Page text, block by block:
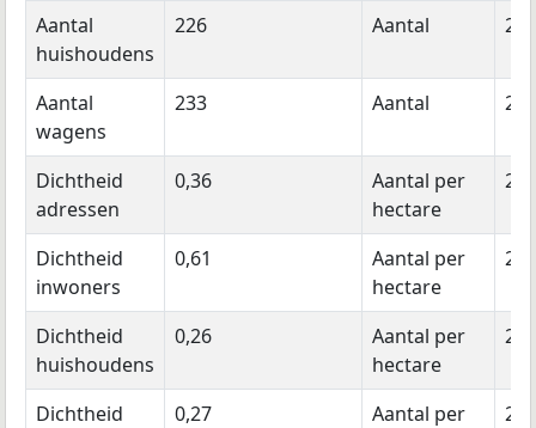
Aantal
huishoudens
226 Aantal
Aantal
wagens
233 Aantal
Dichtheid
adressen
0,36
Aantal per
hectare
Dichtheid
inwoners
0,61
Aantal per
hectare
Dichtheid
huishoudens
0,26
Aantal per
hectare
Dichtheid
0,27
Aantal per